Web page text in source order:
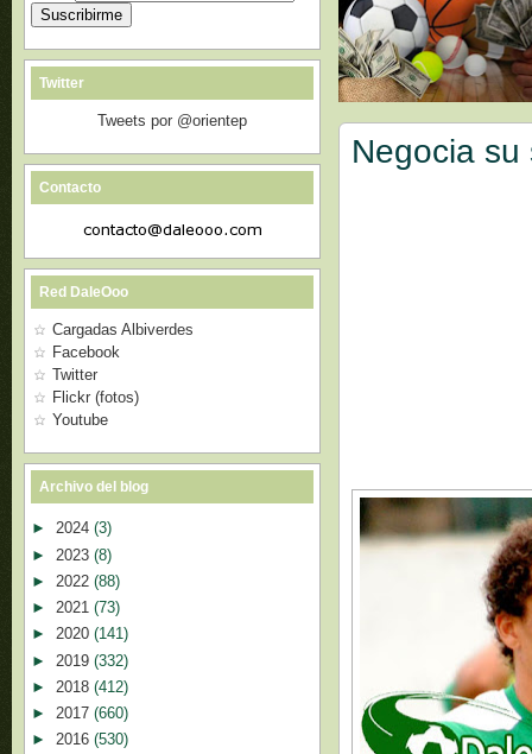
Negocia su
Twitter
Tweets por @orientep
Contacto
Red DaleOoo
Cargadas Albiverdes
Facebook
Twitter
Flickr (fotos)
Youtube
Archivo del blog
► 2024 (3)
► 2023 (8)
► 2022 (88)
► 2021 (73)
► 2020 (141)
► 2019 (332)
► 2018 (412)
► 2017 (660)
► 2016 (530)